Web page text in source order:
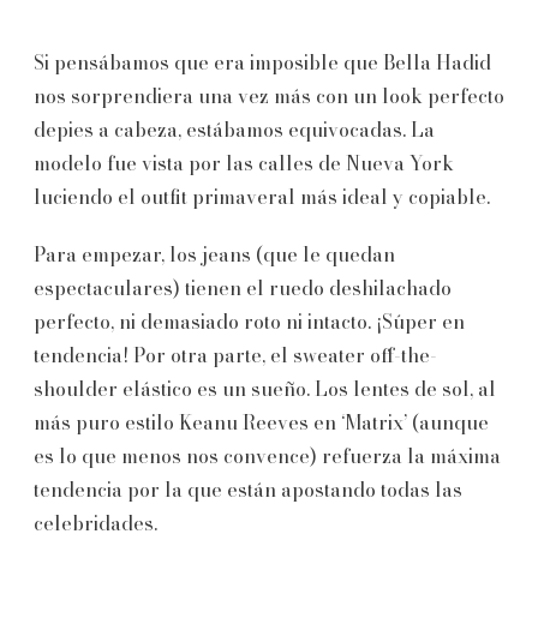
Si pensábamos que era imposible que Bella Hadid
nos sorprendiera una vez más con un look perfecto
depies a cabeza, estábamos equivocadas. La
modelo fue vista por las calles de Nueva York
luciendo el outfit primaveral más ideal y copiable.
Para empezar, los jeans (que le quedan
espectaculares) tienen el ruedo deshilachado
perfecto, ni demasiado roto ni intacto. ¡Súper en
tendencia! Por otra parte, el sweater off-the-
shoulder elástico es un sueño. Los lentes de sol, al
más puro estilo Keanu Reeves en ‘Matrix’ (aunque
es lo que menos nos convence) refuerza la máxima
tendencia por la que están apostando todas las
celebridades.